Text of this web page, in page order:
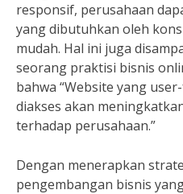
responsif, perusahaan
yang dibutuhkan oleh
mudah. Hal ini juga
seorang praktisi bisnis
bahwa “Website yang
diakses akan
terhadap perusahaan.”
Dengan menerapkan
pengembangan bisnis